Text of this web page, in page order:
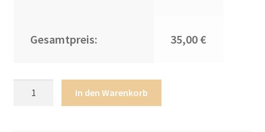
Gesamtpreis: 35,00 €
In den Warenkorb